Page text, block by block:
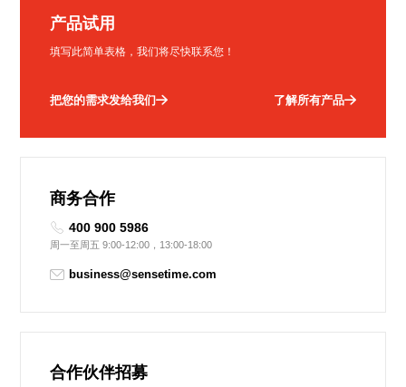
产品试用
填写此简单表格，我们将尽快联系您！
把您的需求发给我们 了解所有产品
商务合作
400 900 5986
周一至周五 9:00-12:00，13:00-18:00
business@sensetime.com
合作伙伴招募